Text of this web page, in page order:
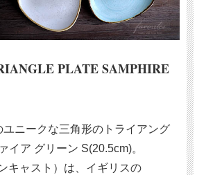
PLATE SAMPHIRE
ユニークな三角形のトライアング
イア グリーン S(20.5cm)。
キャスト）は、イギリスの